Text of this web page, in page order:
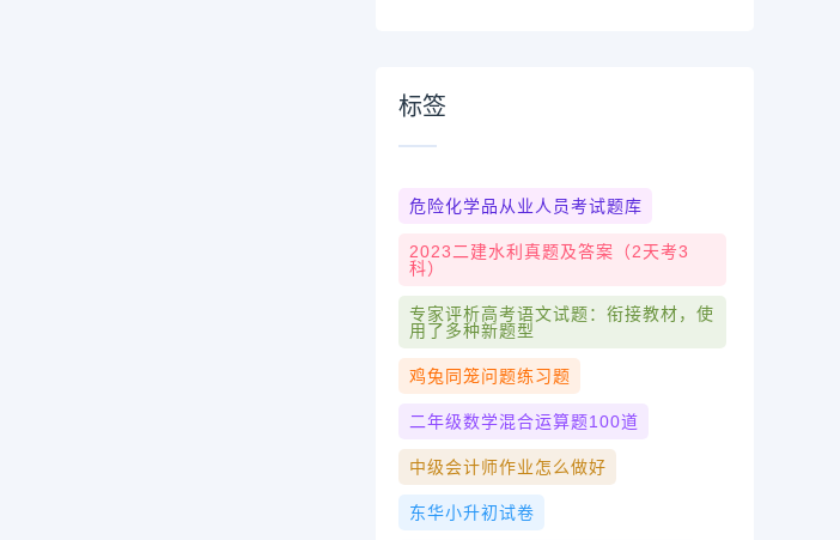
标签
危险化学品从业人员考试题库
2023二建水利真题及答案（2天考3
科）
专家评析高考语文试题：衔接教材，使
用了多种新题型
鸡兔同笼问题练习题
二年级数学混合运算题100道
中级会计师作业怎么做好
东华小升初试卷